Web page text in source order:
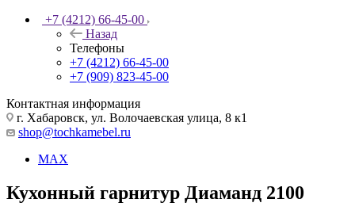
+7 (4212) 66-45-00
Назад
Телефоны
+7 (4212) 66-45-00
+7 (909) 823-45-00
Контактная информация
г. Хабаровск, ул. Волочаевская улица, 8 к1
shop@tochkamebel.ru
MAX
Кухонный гарнитур Диаманд 2100